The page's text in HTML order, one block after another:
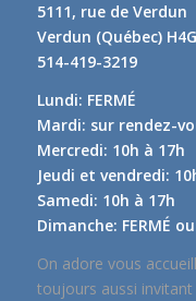
5111, rue de Verdun
Verdun (Québec)
514-419-3219
Lundi: FERMÉ
Mardi: sur rendez-
Mercredi: 10h à 17h
Jeudi et vendredi:
Samedi: 10h à 17h
Dimanche: FERMÉ
On adore vous
toujours aussi